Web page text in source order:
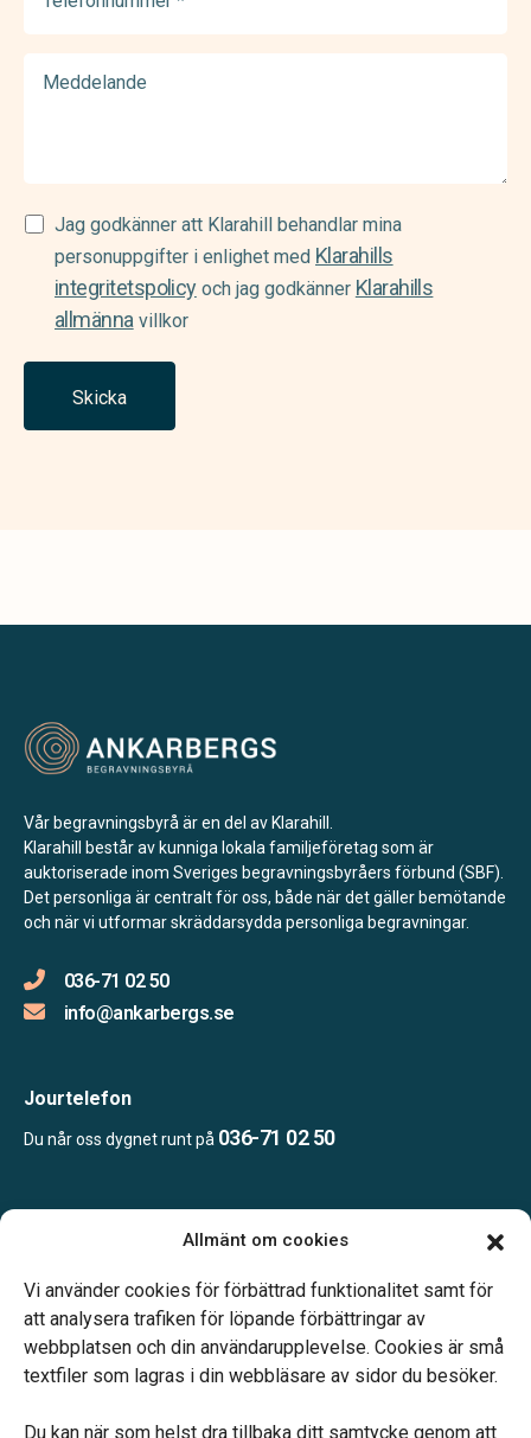
Allmänt om cookies
Vi använder cookies för förbättrad funktionalitet samt för
att analysera trafiken för löpande förbättringar av
webbplatsen och din användarupplevelse. Cookies är små
textfiler som lagras i din webbläsare av sidor du besöker.
Du kan när som helst dra tillbaka ditt samtycke genom att
(Required)
Samtycke
(Required)
Jag godkänner att Klarahill behandlar mina
personuppgifter i enlighet med Klarahills
integritetspolicyoch jag godkänner Klarahills
allmännavillkor
Skicka
Vår begravningsbyrå är en del av Klarahill.
Klarahill består av kunniga lokala familjeföretag som är
auktoriserade inom Sveriges begravningsbyråers förbund (SBF).
Det personliga är centralt för oss, både när det gäller bemötande
och när vi utformar skräddarsydda personliga begravningar.
036-71 02 50
info@ankarbergs.se
Jourtelefon
Du når oss dygnet runt på 036-71 02 50
Telefonjour dygnet runt.